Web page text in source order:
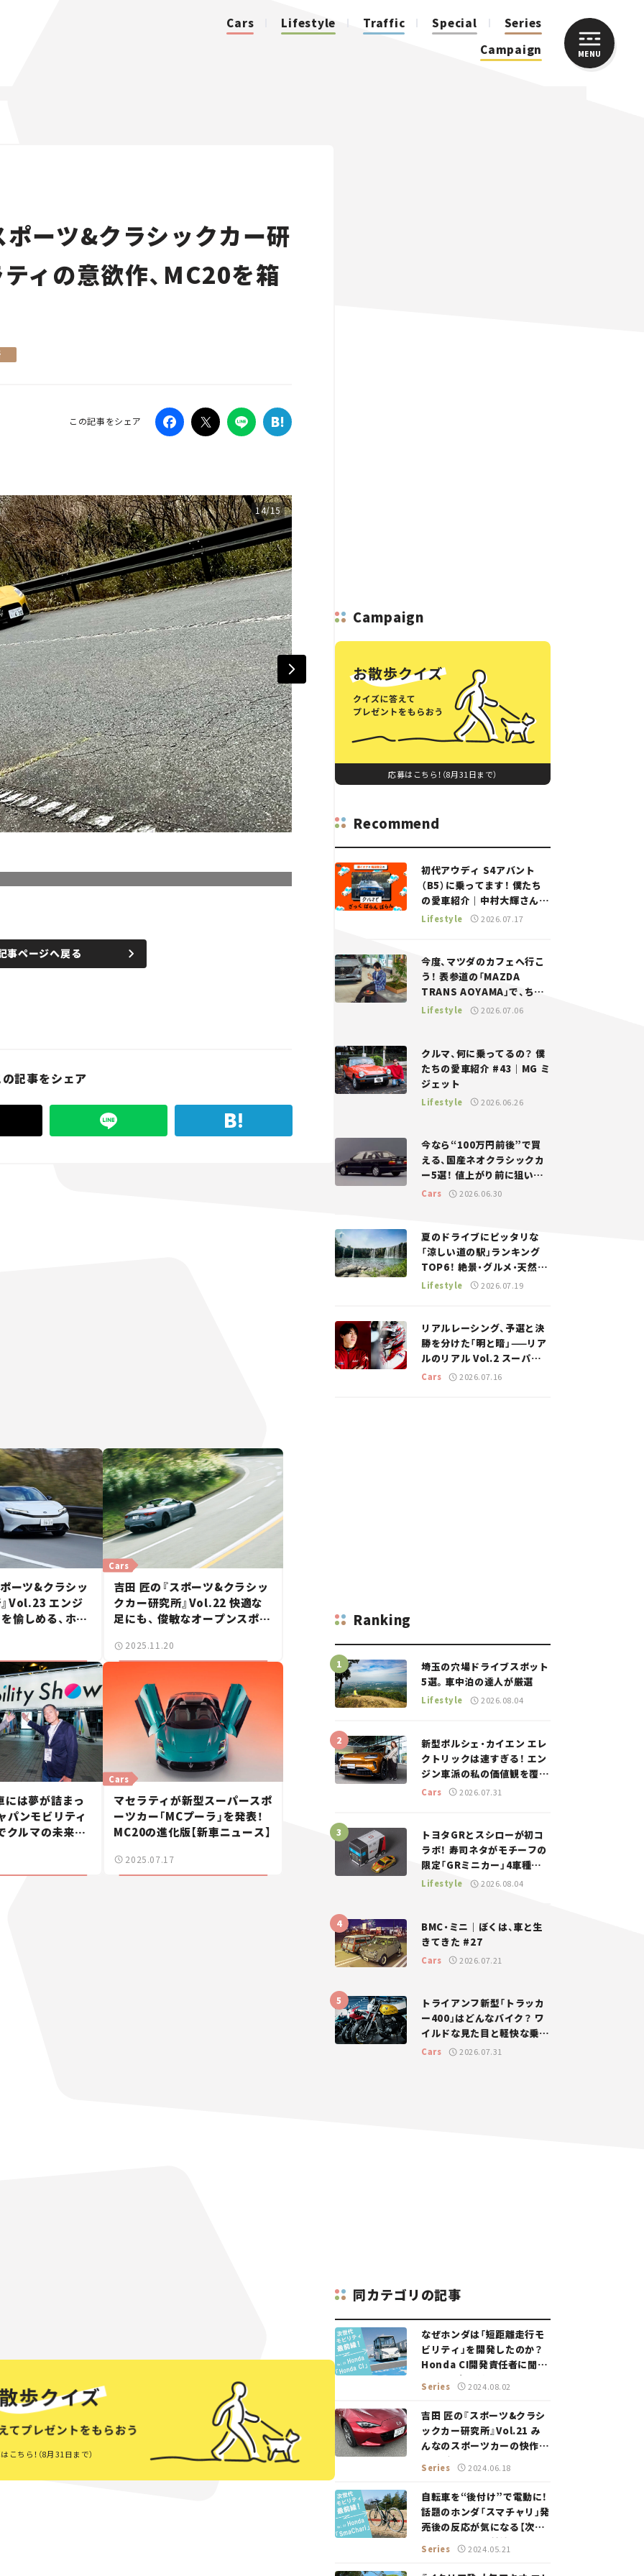
Cars Lifestyle Traffic Special
Series
Campaign
MENU
ポーツ&クラシックカー研
ィの意欲作、MC20を箱
この記事をシェア
14/15
事ページへ戻る
の記事をシェア
ーツ&クラシッ
Vol.23 エンジ
愉しめる、ホン
プレリュード
Cars
吉田 匠の『スポーツ&クラシッ
クカー研究所』Vol.22 快適な
足にも、 俊敏なオープンスポー
カブリオ トロフェオ。
2025.11.20
には夢が詰まっ
パンモビリティ
クルマの未来を
記】
Cars
マセラティが新型スーパースポ
ーツカー「MCプーラ」を発表！
MC20の進化版【新車ニュース】
2025.07.17
こちら！（8月31日まで）
Campaign
応募はこちら！（8月31日まで）
Recommend
初代アウディ S4アバント
（B5）に乗ってます！ 僕たち
の愛車紹介｜中村大輝さん
——瀬イオナと嶋田智之の
Lifestyle 2026.07.17
今度、マツダのカフェへ行こ
う！ 表参道の「MAZDA
TRANS AOYAMA」で、ちょ
っとひと息。——連載｜CCG
Lifestyle 2026.07.06
クルマ、何に乗ってるの？ 僕
たちの愛車紹介 #43｜MG ミ
ジェット
Lifestyle 2026.06.26
今なら“100万円前後”で買
える、国産ネオクラシックカ
ー5選！ 値上がり前に狙いた
い、中古車探しをお手伝い――ち
Cars 2026.06.30
夏のドライブにピッタリな
「涼しい道の駅」ランキング
TOP6！ 絶景・グルメ・天然ク
ーラーなど、避暑におすすめ
Lifestyle 2026.07.19
リアルレーシング、予選と決
勝を分けた「明と暗」——リア
ルのリアル Vol.2 スーパー
GT 2026開幕戦 岡山国際サ
Cars 2026.07.16
Ranking
埼玉の穴場ドライブスポット
5選。車中泊の達人が厳選
Lifestyle 2026.08.04
新型ポルシェ・カイエン エレ
クトリックは速すぎる！ エン
ジン車派の私の価値観を覆し
た、新しいポルシェの走り。
Cars 2026.07.31
トヨタGRとスシローが初コ
ラボ！ 寿司ネタがモチーフの
限定「GRミニカー」4車種が
登場。入手方法は？【クルマ
Lifestyle 2026.08.04
BMC・ミニ｜ぼくは、車と生
きてきた #27
Cars 2026.07.21
トライアンフ新型「トラッカ
ー400」はどんなバイク？ ワ
イルドな見た目と軽快な乗り
味を両立した400ccフラット
Cars 2026.07.31
同カテゴリの記事
なぜホンダは「短距離走行モ
ビリティ」を開発したのか？
Honda CI開発責任者に聞い
てみた【次世代モビリティ最
前線！ Vol.5】
Series 2024.08.02
吉田 匠の『スポーツ&クラシ
ックカー研究所』Vol.21 み
んなのスポーツカーの快作、
マツダ・ロードスター。
Series 2024.06.18
自転車を“後付け”で電動に！
話題のホンダ「スマチャリ」発
売後の反応が気になる【次世
代モビリティ最前線！Vol.4】
Series 2024.05.21
CLOSE
Traffic
Special